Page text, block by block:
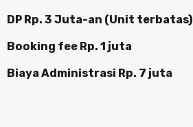
DP Rp. 3 Juta-an (Unit terbatas)
Booking fee Rp. 1 juta
Biaya Administrasi Rp. 7 juta